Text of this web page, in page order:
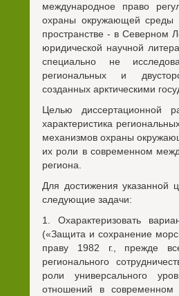
международное право
охраны окружающей среды
пространстве - в Северном
юридической научной
специально не
региональных и
созданных арктическими
Целью диссертационной
характеристика
механизмов охраны
их роли в современном
региона.
Для достижения указанной
следующие задачи:
1. Охарактеризовать
(«Защита и сохранение
праву 1982 г., прежде
регионального
роли универсального
отношений в